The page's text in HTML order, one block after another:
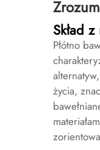
Skład
Płótno
życia,